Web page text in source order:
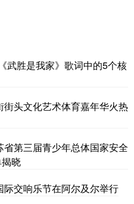
武胜是我家》歌词中的5个核
头文化艺术体育嘉年华火热
第三届青少年总体国家安全
晓
交响乐节在阿尔及尔举行